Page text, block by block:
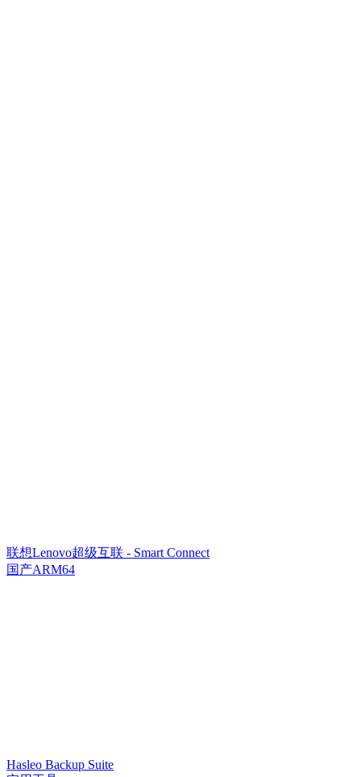
联想Lenovo超级互联 - Smart Connect
国产ARM64
Hasleo Backup Suite